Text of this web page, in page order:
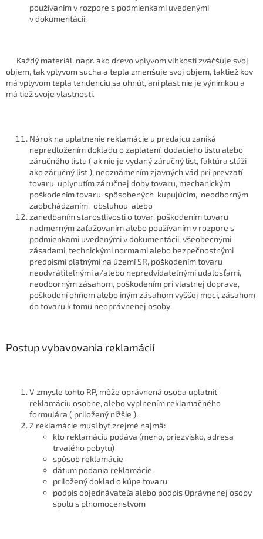
používaním v rozpore s podmienkami uvedenými
v dokumentácii.
Každý materiál, napr. ako drevo vplyvom vlhkosti zväčšuje svoj
objem, tak vplyvom sucha a tepla zmenšuje svoj objem, taktiež kov
má vplyvom tepla tendenciu sa ohnúť, ani plast nie je výnimkou a
má tiež svoje vlastnosti.
Nárok na uplatnenie reklamácie u predajcu zaniká
nepredložením dokladu o zaplatení, dodacieho listu alebo
záručného listu ( ak nie je vydaný záručný list, faktúra slúži
ako záručný list ), neoznámením zjavných vád pri prevzatí
tovaru, uplynutím záručnej doby tovaru, mechanickým
poškodením tovaru spôsobených kupujúcim, neodborným
zaobchádzaním, obsluhou alebo
zanedbaním starostlivosti o tovar, poškodením tovaru
nadmerným zaťažovaním alebo používaním v rozpore s
podmienkami uvedenými v dokumentácii, všeobecnými
zásadami, technickými normami alebo bezpečnostnými
predpismi platnými na území SR, poškodením tovaru
neodvrátiteľnými a/alebo nepredvídateľnými udalosťami,
neodborným zásahom, poškodením pri vlastnej doprave,
poškodení ohňom alebo iným zásahom vyššej moci, zásahom
do tovaru k tomu neoprávnenej osoby.
Postup vybavovania reklamácií
V zmysle tohto RP, môže oprávnená osoba uplatniť
reklamáciu osobne, alebo vyplnením reklamačného
formulára ( priložený nižšie ).
Z reklamácie musí byť zrejmé najmä:
kto reklamáciu podáva (meno, priezvisko, adresa
trvalého pobytu)
spôsob reklamácie
dátum podania reklamácie
priložený doklad o kúpe tovaru
podpis objednávateľa alebo podpis Oprávnenej osoby
spolu s plnomocenstvom